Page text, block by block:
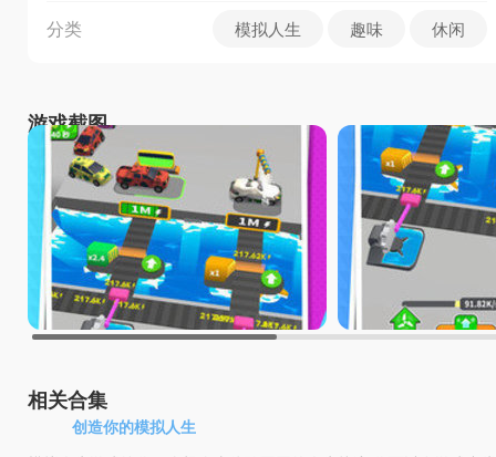
分类 模拟人生 趣味 休闲
游戏截图
相关合集
创造你的模拟人生